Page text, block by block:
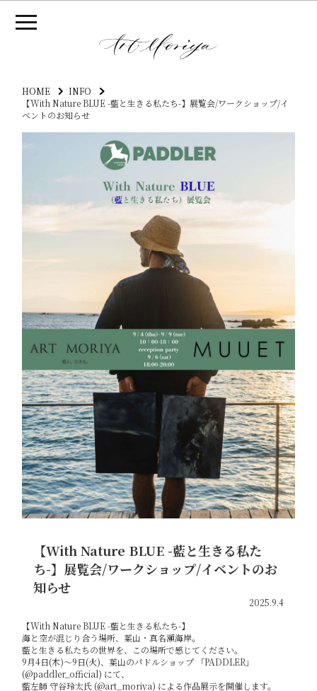
HOME
INFO
【With Nature BLUE -藍と生きる私たち-】展覧会/ワークショップ/イ
ベントのお知らせ
【With Nature BLUE -藍と生きる私た
ち-】展覧会/ワークショップ/イベントのお
知らせ
2025.9.4
【With Nature BLUE -藍と生きる私たち-】
海と空が混じり合う場所、葉山・真名瀬海岸。
藍と生きる私たちの世界を、この場所で感じてください。
9月4日(木)〜9日(火)、葉山のパドルショップ 「PADDLER」
(@paddler_official) にて、
藍左師 守谷玲太氏 (@art_moriya) による作品展示を開催します。